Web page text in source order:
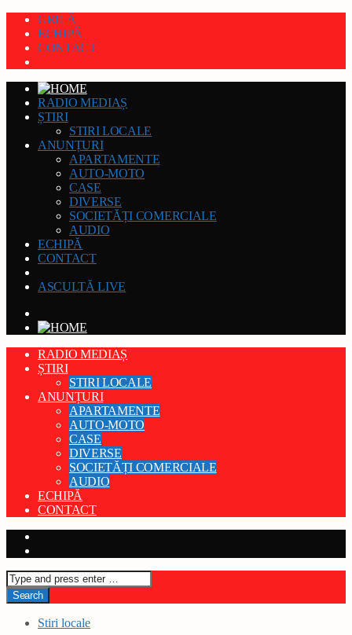
GRILĂ
ECHIPĂ
CONTACT
RADIO MEDIAȘ
ȘTIRI
STIRI LOCALE
ANUNȚURI
APARTAMENTE
AUTO-MOTO
CASE
DIVERSE
SOCIETĂȚI COMERCIALE
AUDIO
ECHIPĂ
CONTACT
ASCULTĂ LIVE
RADIO MEDIAȘ
ȘTIRI
STIRI LOCALE
ANUNȚURI
APARTAMENTE
AUTO-MOTO
CASE
DIVERSE
SOCIETĂȚI COMERCIALE
AUDIO
ECHIPĂ
CONTACT
Stiri locale